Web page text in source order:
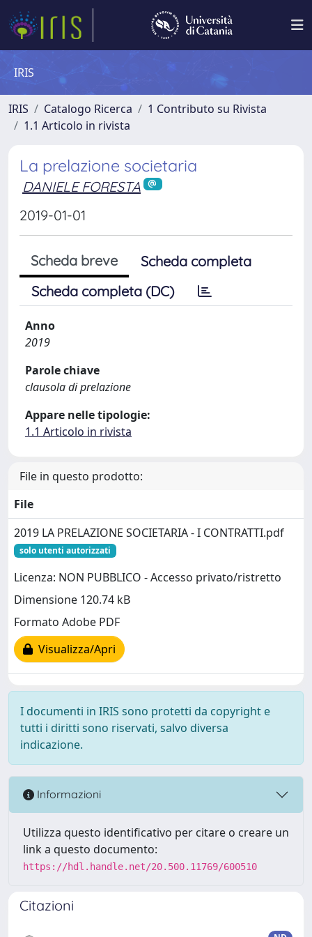
IRIS
IRIS Catalogo Ricerca
1 Contributo su Rivista
1.1 Articolo in rivista
La prelazione societaria
DANIELE FORESTA
2019-01-01
Scheda breve
Scheda completa
Scheda completa (DC)
Anno
2019
Parole chiave
clausola di prelazione
Appare nelle tipologie:
1.1 Articolo in rivista
File in questo prodotto:
File
2019 LA PRELAZIONE SOCIETARIA - I CONTRATTI.pdf
solo utenti autorizzati
Licenza: NON PUBBLICO - Accesso privato/ristretto
Dimensione 120.74 kB
Formato Adobe PDF
Visualizza/Apri
I documenti in IRIS sono protetti da copyright e
tutti i diritti sono riservati, salvo diversa
indicazione.
Informazioni
Utilizza questo identificativo per citare o creare un
link a questo documento:
https://hdl.handle.net/20.500.11769/600510
Citazioni